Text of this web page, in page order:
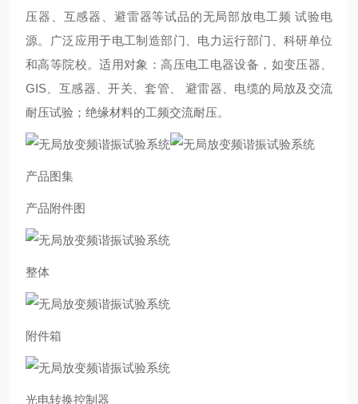
压器、互感器、避雷器等试品的无局部放电工频 试验电
源。广泛应用于电工制造部门、电力运行部门、科研单位
和高等院校。适用对象：高压电工电器设备，如变压器、
GIS、互感器、开关、套管、 避雷器、电缆的局放及交流
耐压试验；绝缘材料的工频交流耐压。
产品图集
产品附件图
整体
附件箱
光电转换控制器